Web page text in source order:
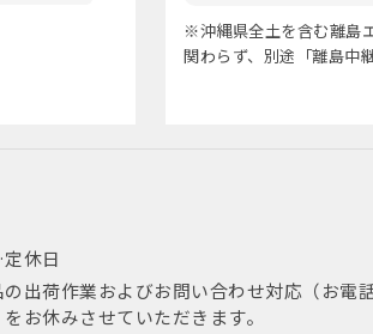
※沖縄県全土を含む離島
関わらず、別途「離島中
休日
の出荷作業およびお問い合わせ対応（お電
をお休みさせていただきます。